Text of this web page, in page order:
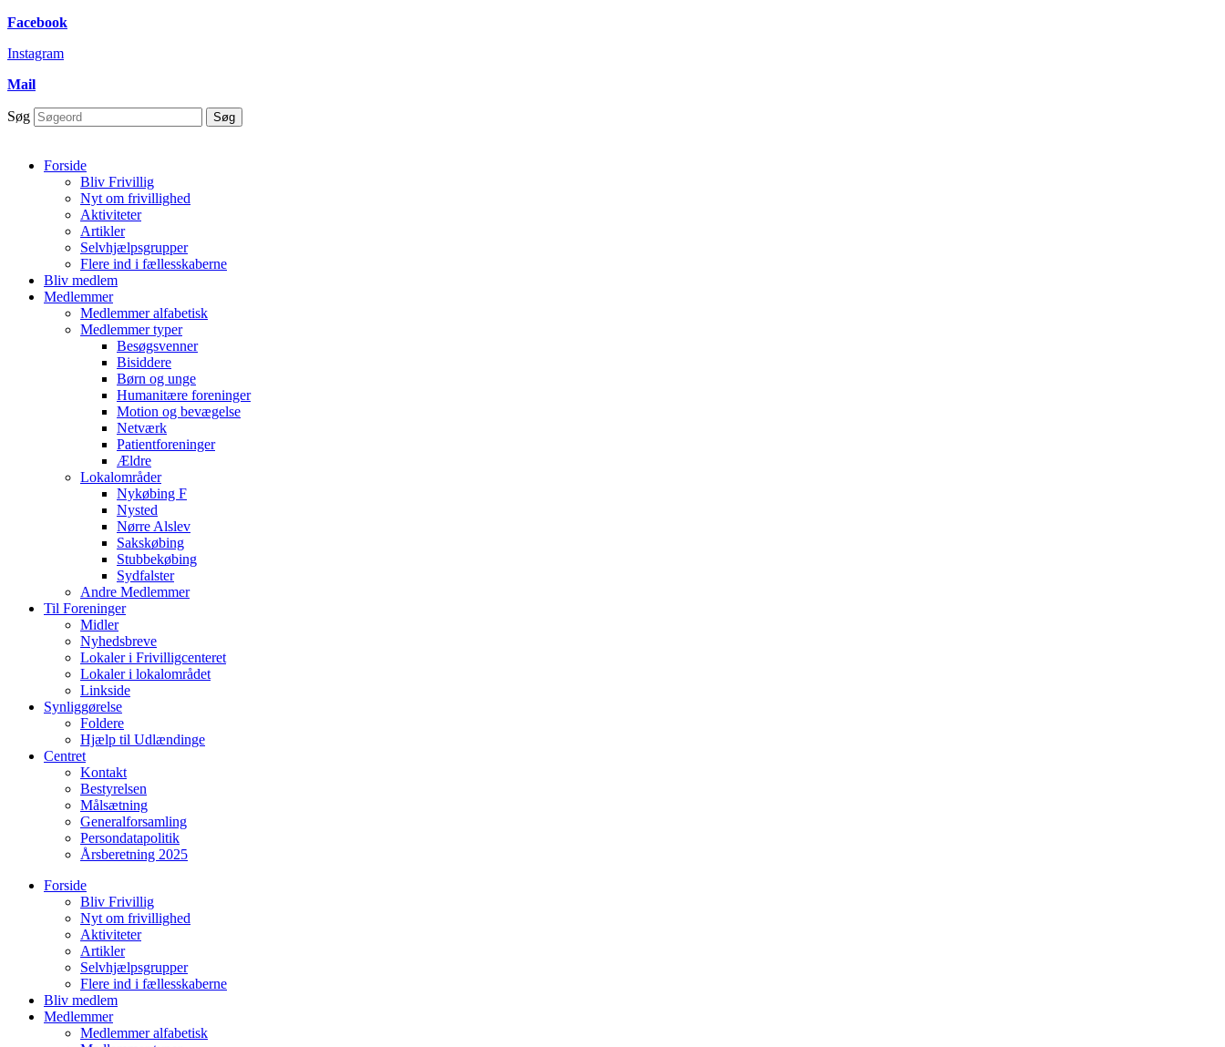
content
Facebook
Instagram
Mail
Søg Søg
Forside
Bliv Frivillig
Nyt om frivillighed
Aktiviteter
Artikler
Selvhjælpsgrupper
Flere ind i fællesskaberne
Bliv medlem
Medlemmer
Medlemmer alfabetisk
Medlemmer typer
Besøgsvenner
Bisiddere
Børn og unge
Humanitære foreninger
Motion og bevægelse
Netværk
Patientforeninger
Ældre
Lokalområder
Nykøbing F
Nysted
Nørre Alslev
Sakskøbing
Stubbekøbing
Sydfalster
Andre Medlemmer
Til Foreninger
Midler
Nyhedsbreve
Lokaler i Frivilligcenteret
Lokaler i lokalområdet
Linkside
Synliggørelse
Foldere
Hjælp til Udlændinge
Centret
Kontakt
Bestyrelsen
Målsætning
Generalforsamling
Persondatapolitik
Årsberetning 2025
Forside
Bliv Frivillig
Nyt om frivillighed
Aktiviteter
Artikler
Selvhjælpsgrupper
Flere ind i fællesskaberne
Bliv medlem
Medlemmer
Medlemmer alfabetisk